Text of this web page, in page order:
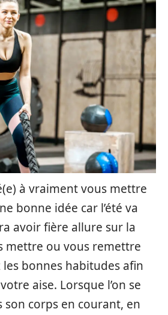
à vraiment vous mettre
bonne idée car l’été va
avoir fière allure sur la
mettre ou vous remettre
bonnes habitudes afin
aise. Lorsque l’on se
son corps en courant, en